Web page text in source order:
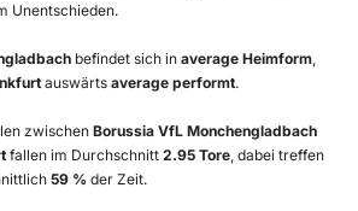
Unentschieden.
befindet sich in average Heimform
auswärts average performt.
zwischen Borussia VfL Monchengladbach
fallen im Durchschnitt 2.95 Tore , dabei treffen
59 % der Zeit.